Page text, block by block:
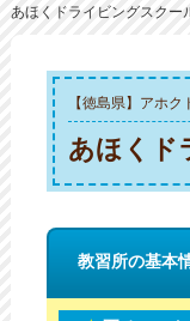
あほくドライビングスクー
【徳島県】アホ
あほくド
教習所の基本